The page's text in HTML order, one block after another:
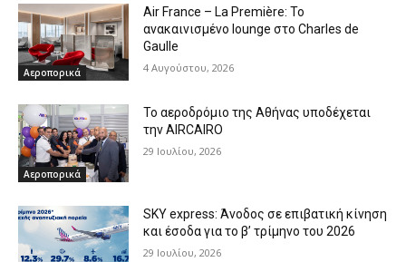
Αεροπορικά
Air France – La Première: Το
ανακαινισμένο lounge στο Charles de
Gaulle
4 Αυγούστου, 2026
Αεροπορικά
Το αεροδρόμιο της Αθήνας υποδέχεται
την AIRCAIRO
29 Ιουλίου, 2026
SKY express: Άνοδος σε επιβατική κίνηση
και έσοδα για το β’ τρίμηνο του 2026
29 Ιουλίου, 2026